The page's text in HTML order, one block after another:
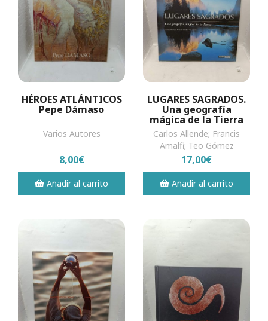
HÉROES ATLÁNTICOS
Pepe Dámaso
Varios Autores
8,00€
Añadir al carrito
LUGARES SAGRADOS.
Una geografía
mágica de la Tierra
Carlos Allende; Francis
Amalfi; Teo Gómez
17,00€
Añadir al carrito